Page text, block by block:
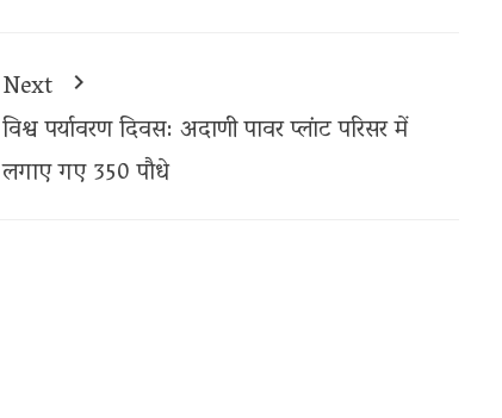
Next
विश्व पर्यावरण दिवस: अदाणी पावर प्लांट परिसर में
लगाए गए 350 पौधे